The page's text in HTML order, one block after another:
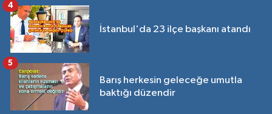
İstanbul'da 23 ilçe başkanı atandı
4
Barış herkesin geleceğe umutla
baktığı düzendir
5